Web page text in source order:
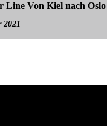
Line Von Kiel nach
2021